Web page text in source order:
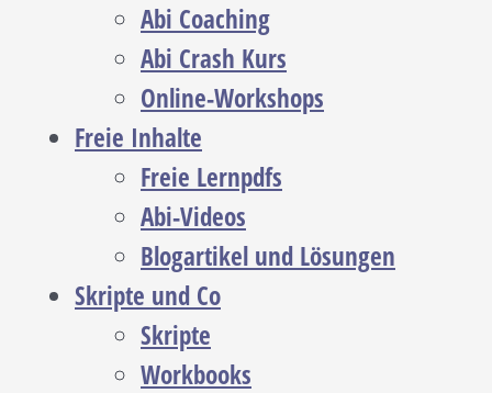
Abi Coaching
Abi Crash Kurs
Online-Workshops
Freie Inhalte
Freie Lernpdfs
Abi-Videos
Blogartikel und Lösungen
Skripte und Co
Skripte
Workbooks